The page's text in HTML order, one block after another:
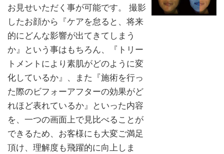
お見せいただく事が可能です。 撮影
したお顔から『ケアを怠ると、将来
的にどんな影響が出てきてしまう
か』という事はもちろん、『トリー
トメントにより素肌がどのように変
化しているか』、また『施術を行っ
た際のビフォーアフターの効果がど
れほど表れているか』といった内容
を、一つの画面上で見比べることが
できるため、お客様にも大変ご満足
頂け、理解度も飛躍的に向上しま